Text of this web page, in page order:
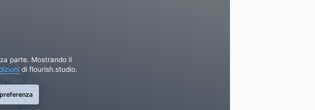
parte. Mostrando il
di flourish.studio.